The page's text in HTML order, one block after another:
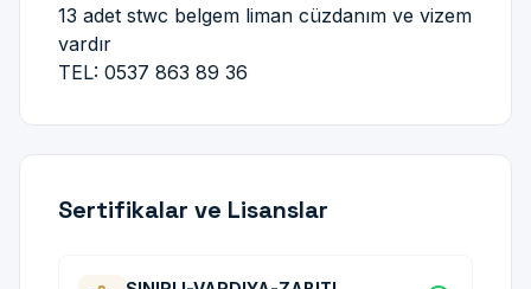
13 adet stwc belgem liman cüzdanım ve vizem
vardır
TEL: 0537 863 89 36
Sertifikalar ve Lisanslar